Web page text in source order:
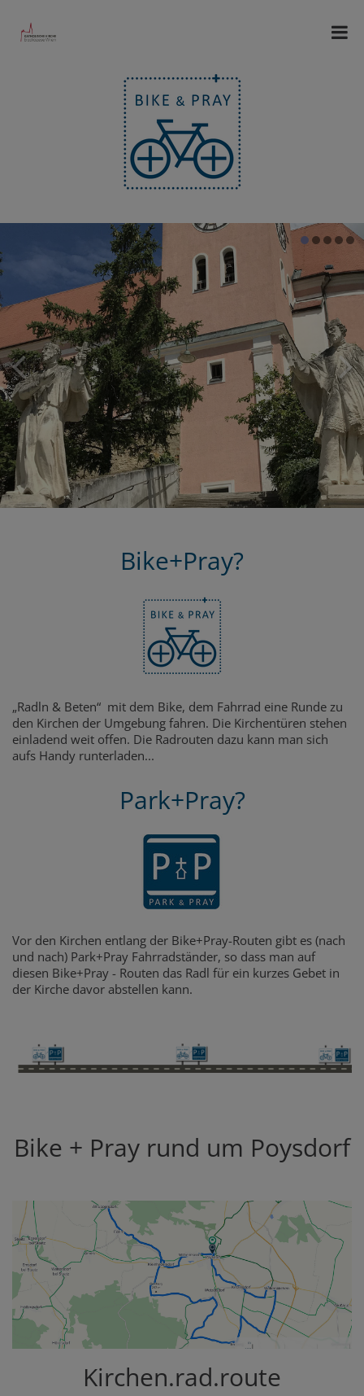
Bike+Pray?
„Radln & Beten“ mit dem Bike, dem Fahrrad eine Runde zu
den Kirchen der Umgebung fahren. Die Kirchentüren stehen
einladend weit offen. Die Radrouten dazu kann man sich
aufs Handy runterladen...
Park+Pray?
Vor den Kirchen entlang der Bike+Pray-Routen gibt es (nach
und nach) Park+Pray Fahrradständer, so dass man auf
diesen Bike+Pray - Routen das Radl für ein kurzes Gebet in
der Kirche davor abstellen kann.
Bike + Pray rund um Poysdorf
Kirchen.rad.route